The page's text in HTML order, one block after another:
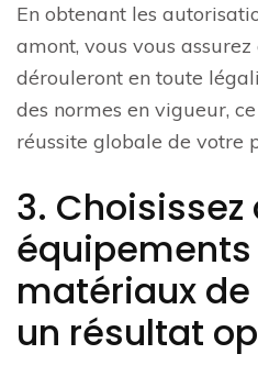
En obtenant les
amont, vous vous
dérouleront en toute
des normes en vigueur,
réussite globale de votre
3. Choisissez
matériaux
un résultat